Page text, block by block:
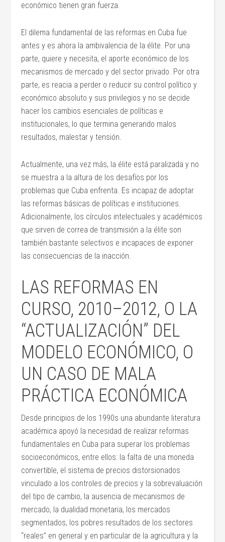
económico tienen gran fuerza.
El dilema fundamental de las reformas en Cuba fue
antes y es ahora la ambivalencia de la élite. Por una
parte, quiere y necesita, el aporte económico de los
mecanismos de mercado y del sector privado. Por otra
parte, es reacia a perder o reducir su control político y
económico absoluto y sus privilegios y no se decide
hacer los cambios esenciales de políticas e
institucionales, lo que termina generando malos
resultados, malestar y tensión.
Actualmente, una vez más, la élite está paralizada y no
se muestra a la altura de los desafíos por los
problemas que Cuba enfrenta. Es incapaz de adoptar
las reformas básicas de políticas e instituciones.
Adicionalmente, los círculos intelectuales y académicos
que sirven de correa de transmisión a la élite son
también bastante selectivos e incapaces de exponer
las consecuencias de la inacción.
LAS REFORMAS EN
CURSO, 2010–2012, O LA
“ACTUALIZACIÓN” DEL
MODELO ECONÓMICO, O
UN CASO DE MALA
PRÁCTICA ECONÓMICA
Desde principios de los 1990s una abundante literatura
académica apoyó la necesidad de realizar reformas
fundamentales en Cuba para superar los problemas
socioeconómicos, entre ellos: la falta de una moneda
convertible, el sistema de precios distorsionados
vinculado a los controles de precios y la sobrevaluación
del tipo de cambio, la ausencia de mecanismos de
mercado, la dualidad monetaria, los mercados
segmentados, los pobres resultados de los sectores
“reales” en general y en particular de la agricultura y la